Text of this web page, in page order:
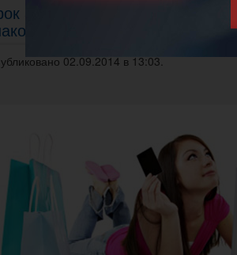
5: Шаги начинающего
с Форекс
02.09.2014 в 13:03.